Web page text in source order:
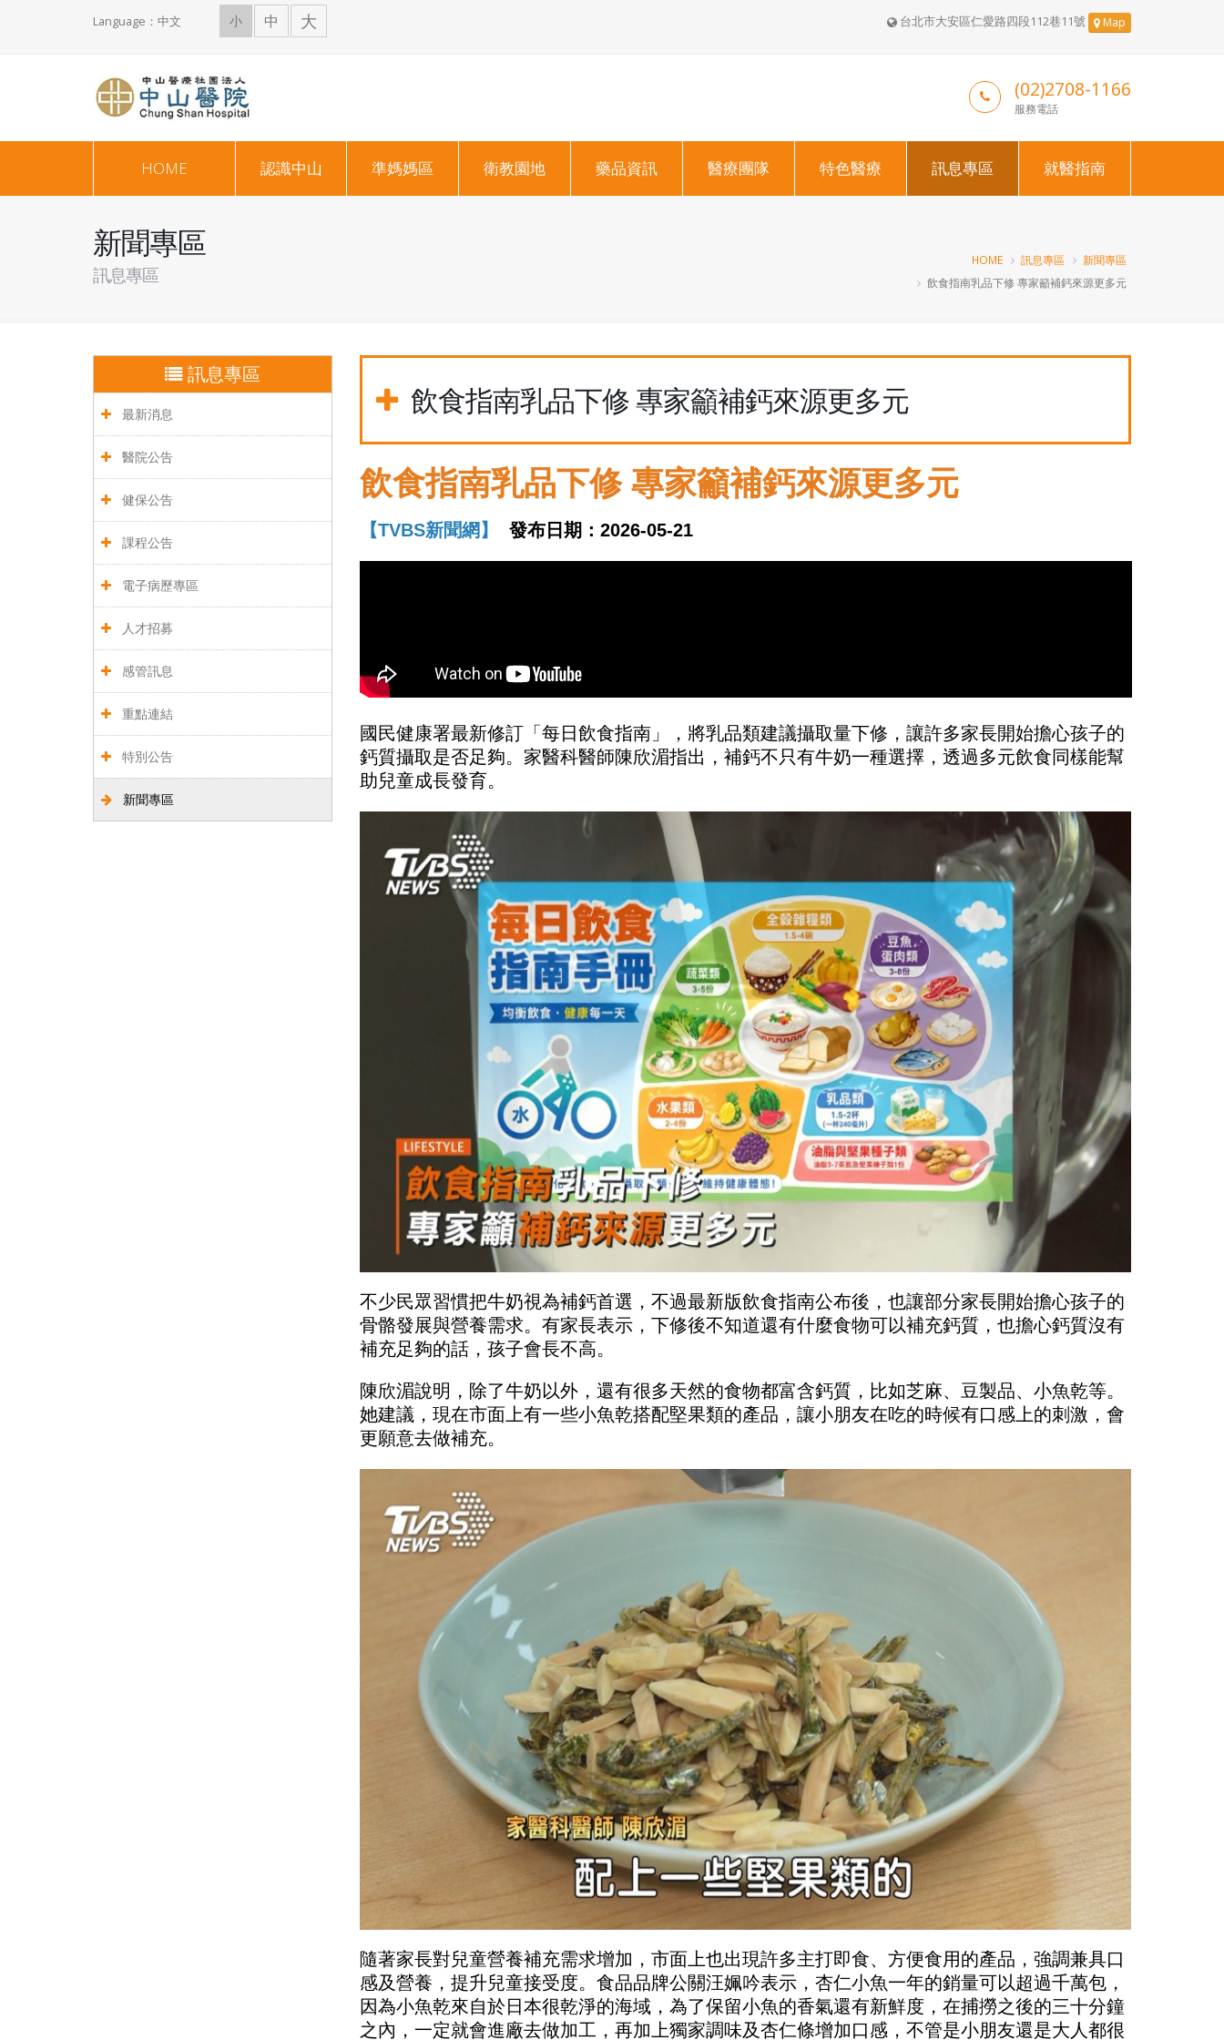
Language：中文 小 中 大 台北市大安區仁愛路四段112巷11號 Map
(02)2708-1166
服務電話
HOME 認識中山 準媽媽區 衛教園地 藥品資訊 醫療團隊 特色醫療 訊息專區 就醫指南
新聞專區
訊息專區
HOME 訊息專區
新聞專區
飲食指南乳品下修 專家籲補鈣來源更多元
訊息專區
最新消息
醫院公告
健保公告
課程公告
電子病歷專區
人才招募
感管訊息
重點連結
特別公告
新聞專區
飲食指南乳品下修 專家籲補鈣來源更多元
飲食指南乳品下修 專家籲補鈣來源更多元
【TVBS新聞網】 發布日期：2026-05-21
國民健康署最新修訂「每日飲食指南」，將乳品類建議攝取量下修，讓許多家長開始擔心孩子的
鈣質攝取是否足夠。家醫科醫師陳欣湄指出，補鈣不只有牛奶一種選擇，透過多元飲食同樣能幫
助兒童成長發育。
不少民眾習慣把牛奶視為補鈣首選，不過最新版飲食指南公布後，也讓部分家長開始擔心孩子的
骨骼發展與營養需求。有家長表示，下修後不知道還有什麼食物可以補充鈣質，也擔心鈣質沒有
補充足夠的話，孩子會長不高。
陳欣湄說明，除了牛奶以外，還有很多天然的食物都富含鈣質，比如芝麻、豆製品、小魚乾等。
她建議，現在市面上有一些小魚乾搭配堅果類的產品，讓小朋友在吃的時候有口感上的刺激，會
更願意去做補充。
隨著家長對兒童營養補充需求增加，市面上也出現許多主打即食、方便食用的產品，強調兼具口
感及營養，提升兒童接受度。食品品牌公關汪姵吟表示，杏仁小魚一年的銷量可以超過千萬包，
因為小魚乾來自於日本很乾淨的海域，為了保留小魚的香氣還有新鮮度，在捕撈之後的三十分鐘
之內，一定就會進廠去做加工，再加上獨家調味及杏仁條增加口感，不管是小朋友還是大人都很